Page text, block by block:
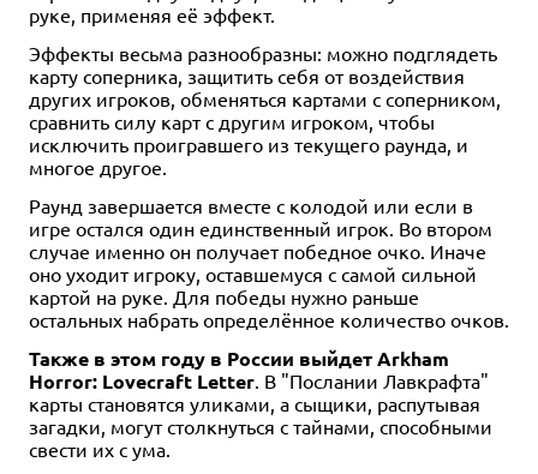
руке, применяя её эффект.
Эффекты весьма разнообразны: можно подглядеть
карту соперника, защитить себя от воздействия
других игроков, обменяться картами с соперником,
сравнить силу карт с другим игроком, чтобы
исключить проигравшего из текущего раунда, и
многое другое.
Раунд завершается вместе с колодой или если в
игре остался один единственный игрок. Во втором
случае именно он получает победное очко. Иначе
оно уходит игроку, оставшемуся с самой сильной
картой на руке. Для победы нужно раньше
остальных набрать определённое количество очков.
Также в этом году в России выйдет Arkham
Horror: Lovecraft Letter. В "Послании Лавкрафта"
карты становятся уликами, а сыщики, распутывая
загадки, могут столкнуться с тайнами, способными
свести их с ума.